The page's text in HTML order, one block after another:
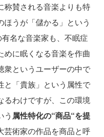
賛される音楽よりも特
うが「儲かる」という
名な音楽家も、不眠症
めに眠くなる音楽を作曲
衆というユーザーの中で
と「貴族」という属性で
るわけですが、この環境
う 属性特化の“商品“を提
芸術家の作品を商品と呼